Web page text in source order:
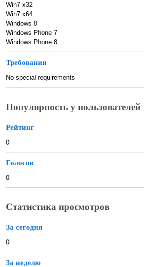
Win7 x32
Win7 x64
Windows 8
Windows Phone 7
Windows Phone 8
Требования
No special requirements
Популярность у пользователей
Рейтинг
0
Голосов
0
Статистика просмотров
За сегодня
0
За неделю